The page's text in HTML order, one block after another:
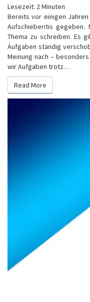
Lesezeit: 2Minuten
Bereits vor einigen
Aufschieberitis
Thema zu schreiben. Es
Aufgaben ständig
Meinung nach –
wir Aufgaben trotz…
Read More